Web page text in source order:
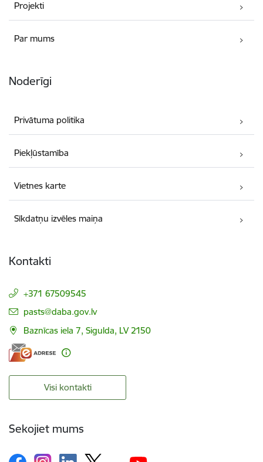
Projekti
Par mums
Noderīgi
Privātuma politika
Piekļūstamība
Vietnes karte
Sīkdatņu izvēles maiņa
Kontakti
+371 67509545
E-pasts:
pasts@daba.gov.lv
Baznīcas iela 7, Sigulda, LV 2150
Visi kontakti
Sekojiet mums